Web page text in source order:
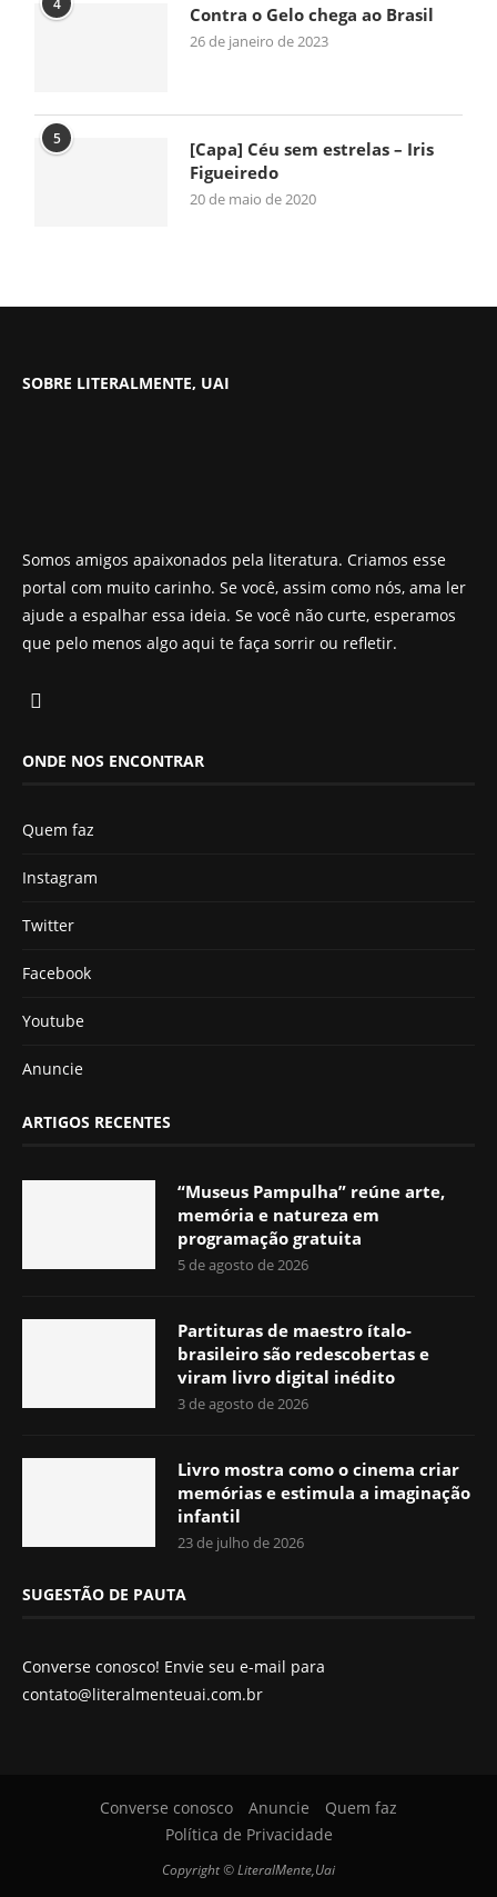
4 Contra o Gelo chega ao Brasil
26 de janeiro de 2023
5
[Capa] Céu sem estrelas – Iris
Figueiredo
20 de maio de 2020
SOBRE LITERALMENTE, UAI
Somos amigos apaixonados pela literatura. Criamos esse
portal com muito carinho. Se você, assim como nós, ama ler
ajude a espalhar essa ideia. Se você não curte, esperamos
que pelo menos algo aqui te faça sorrir ou refletir.
ONDE NOS ENCONTRAR
Quem faz
Instagram
Twitter
Facebook
Youtube
Anuncie
ARTIGOS RECENTES
“Museus Pampulha” reúne arte,
memória e natureza em
programação gratuita
5 de agosto de 2026
Partituras de maestro ítalo-
brasileiro são redescobertas e
viram livro digital inédito
3 de agosto de 2026
Livro mostra como o cinema criar
memórias e estimula a imaginação
infantil
23 de julho de 2026
SUGESTÃO DE PAUTA
Converse conosco! Envie seu e-mail para
contato@literalmenteuai.com.br
Converse conosco Anuncie
Quem faz
Política de Privacidade
Copyright © LiteralMente,Uai